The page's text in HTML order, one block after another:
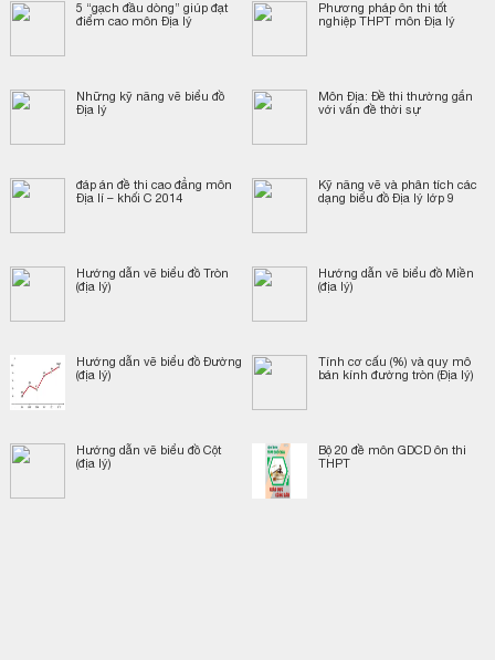
5 “gạch đầu dòng” giúp đạt
điểm cao môn Địa lý
Phương pháp ôn thi tốt
nghiệp THPT môn Địa lý
Những kỹ năng vẽ biểu đồ
Địa lý
Môn Địa: Đề thi thường gắn
với vấn đề thời sự
đáp án đề thi cao đẳng môn
Địa lí – khối C 2014
Kỹ năng vẽ và phân tích các
dạng biểu đồ Địa lý lớp 9
Hướng dẫn vẽ biểu đồ Tròn
(địa lý)
Hướng dẫn vẽ biểu đồ Miền
(địa lý)
Hướng dẫn vẽ biểu đồ Đường
(địa lý)
Tính cơ cấu (%) và quy mô
bán kính đường tròn (Địa lý)
Hướng dẫn vẽ biểu đồ Cột
(địa lý)
Bộ 20 đề môn GDCD ôn thi
THPT